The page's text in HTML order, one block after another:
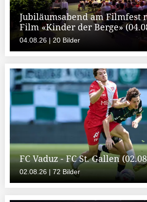
Jubiläumsabend am Filmfest
Film «Kinder der Berge»
04.08.26 | 20 Bilder
FC Vaduz - FC St. Gallen
02.08.26 | 72 Bilder